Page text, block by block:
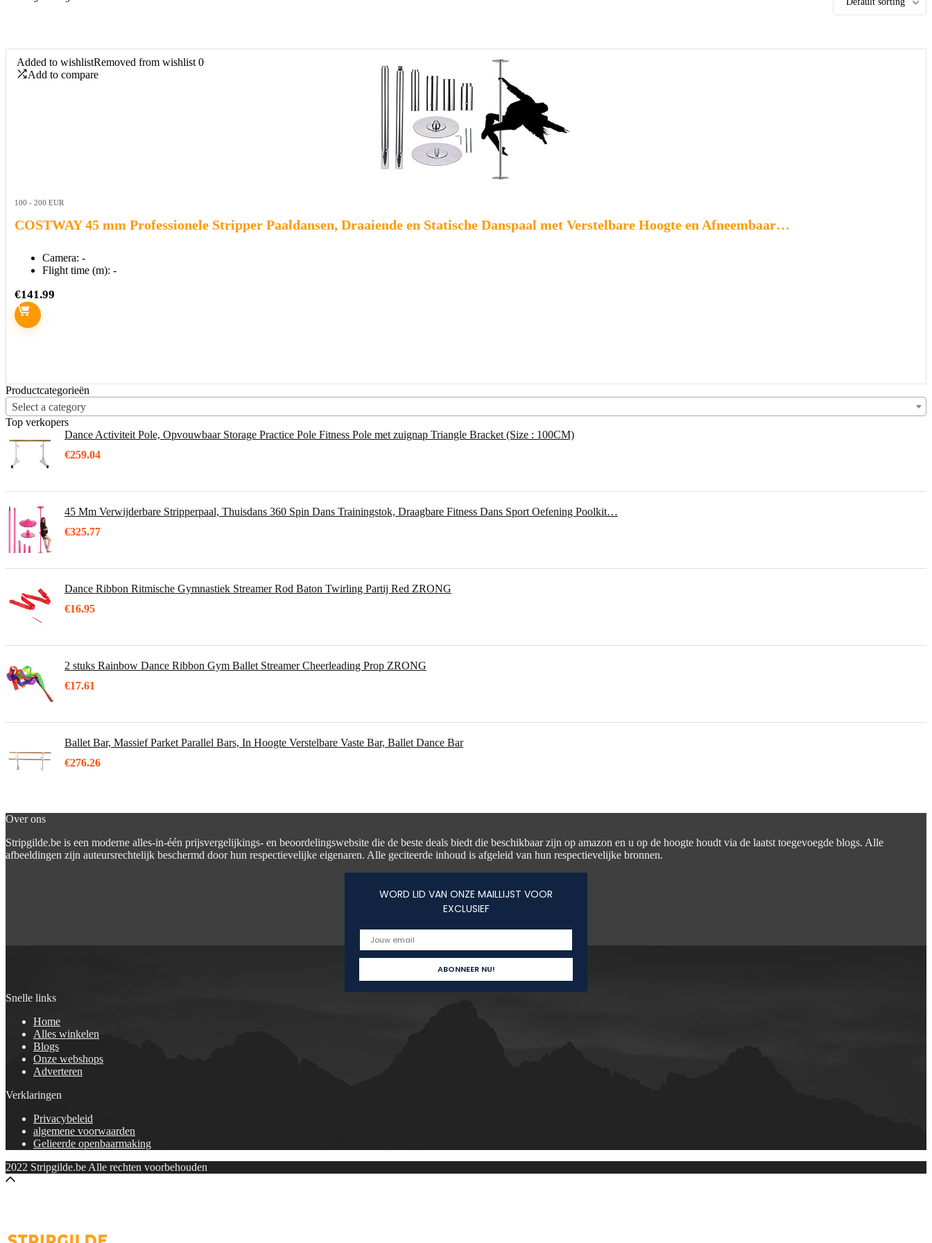
Added to wishlistRemoved from wishlist 0
Add to compare
100 - 200 EUR
COSTWAY 45 mm Professionele Stripper Paaldansen, Draaiende en Statische Danspaal met Verstelbare Hoogte en Afneembaar…
Camera: -
Flight time (m): -
€141.99
Productcategorieën
Select a category
Top verkopers
Dance Activiteit Pole, Opvouwbaar Storage Practice Pole Fitness Pole met zuignap Triangle Bracket (Size : 100CM)
€259.04
45 Mm Verwijderbare Stripperpaal, Thuisdans 360 Spin Dans Trainingstok, Draagbare Fitness Dans Sport Oefening Poolkit…
€325.77
Dance Ribbon Ritmische Gymnastiek Streamer Rod Baton Twirling Partij Red ZRONG
€16.95
2 stuks Rainbow Dance Ribbon Gym Ballet Streamer Cheerleading Prop ZRONG
€17.61
Ballet Bar, Massief Parket Parallel Bars, In Hoogte Verstelbare Vaste Bar, Ballet Dance Bar
€276.26
Over ons
Stripgilde.be is een moderne alles-in-één prijsvergelijkings- en beoordelingswebsite die de beste deals biedt die beschikbaar zijn op amazon en u op de hoogte houdt via de laatst toegevoegde blogs. Alle
afbeeldingen zijn auteursrechtelijk beschermd door hun respectievelijke eigenaren. Alle geciteerde inhoud is afgeleid van hun respectievelijke bronnen.
WORD LID VAN ONZE MAILLIJST VOOR
EXCLUSIEF
Snelle links
Home
Alles winkelen
Blogs
Onze webshops
Adverteren
Verklaringen
Privacybeleid
algemene voorwaarden
Gelieerde openbaarmaking
2022 Stripgilde.be Alle rechten voorbehouden